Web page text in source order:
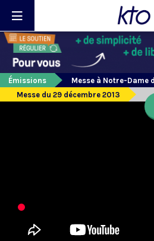
Émissions
Messe à Notre-Dame
Messe du 29 décembre 2013